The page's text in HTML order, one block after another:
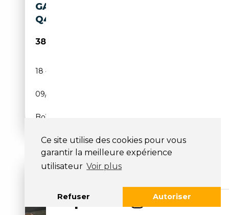
Ce site utilise des cookies pour vous
garantir la meilleure expérience
utilisateur Voir plus
Refuser Autoriser
GASOLINA 206KW (280CV)
Q4 VELOCE
38 490€
18 492 km
09/2024
Boîte automatique